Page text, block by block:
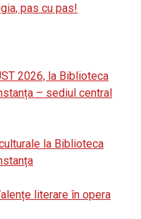
pas cu pas!
2026, la Biblioteca
– sediul central
la Biblioteca
literare în opera